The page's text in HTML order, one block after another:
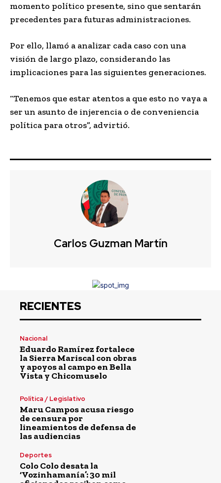
momento político presente, sino que sentarán
precedentes para futuras administraciones.
Por ello, llamó a analizar cada caso con una
visión de largo plazo, considerando las
implicaciones para las siguientes generaciones.
“Tenemos que estar atentos a que esto no vaya a
ser un asunto de injerencia o de conveniencia
política para otros”, advirtió.
Carlos Guzman Martín
RECIENTES
Nacional
Eduardo Ramírez fortalece
la Sierra Mariscal con obras
y apoyos al campo en Bella
Vista y Chicomuselo
Política / Legislativo
Maru Campos acusa riesgo
de censura por
lineamientos de defensa de
las audiencias
Deportes
Colo Colo desata la
‘Vozinhamanía’: 30 mil